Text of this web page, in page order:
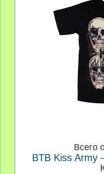
Всего
BTB Kiss